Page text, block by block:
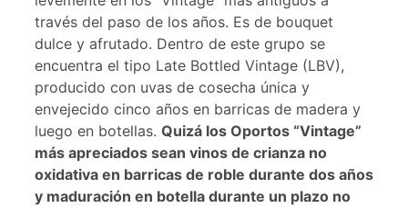
través del paso de los años. Es de bouquet
dulce y afrutado. Dentro de este grupo se
encuentra el tipo Late Bottled Vintage (LBV),
producido con uvas de cosecha única y
envejecido cinco años en barricas de madera y
luego en botellas. Quizá los Oportos “Vintage”
más apreciados sean vinos de crianza no
oxidativa en barricas de roble durante dos años
y maduración en botella durante un plazo no